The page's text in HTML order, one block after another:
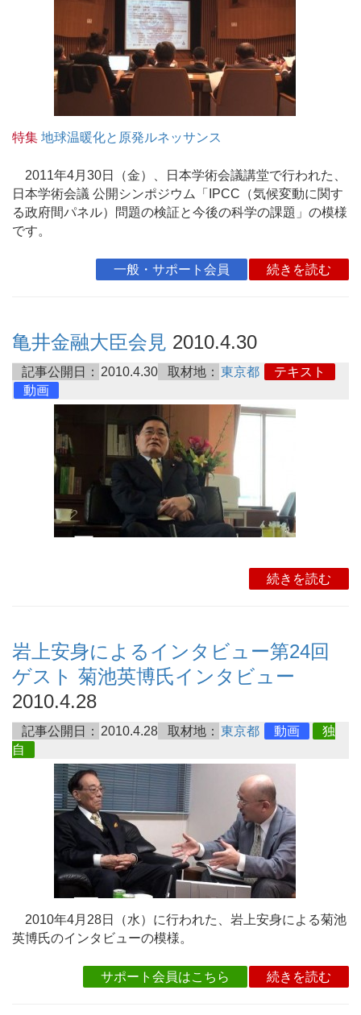
特集 地球温暖化と原発ルネッサンス
2011年4月30日（金）、日本学術会議講堂で行われた、
日本学術会議 公開シンポジウム「IPCC（気候変動に関す
る政府間パネル）問題の検証と今後の科学の課題」の模様
です。
一般・サポート会員 続きを読む
亀井金融大臣会見 2010.4.30
記事公開日： 2010.4.30 取材地： 東京都
テキスト
動画
続きを読む
岩上安身によるインタビュー第24回
ゲスト 菊池英博氏インタビュー
2010.4.28
記事公開日： 2010.4.28 取材地： 東京都 動画
独
自
2010年4月28日（水）に行われた、岩上安身による菊池
英博氏のインタビューの模様。
サポート会員はこちら 続きを読む